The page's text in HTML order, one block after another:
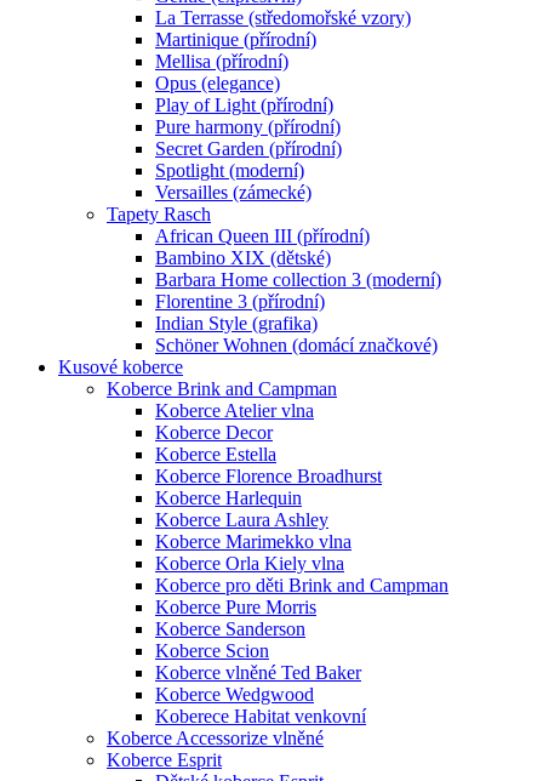
La Terrasse (středomořské vzory)
Martinique (přírodní)
Mellisa (přírodní)
Opus (elegance)
Play of Light (přírodní)
Pure harmony (přírodní)
Secret Garden (přírodní)
Spotlight (moderní)
Versailles (zámecké)
Tapety Rasch
African Queen III (přírodní)
Bambino XIX (dětské)
Barbara Home collection 3 (moderní)
Florentine 3 (přírodní)
Indian Style (grafika)
Schöner Wohnen (domácí značkové)
Kusové koberce
Koberce Brink and Campman
Koberce Atelier vlna
Koberce Decor
Koberce Estella
Koberce Florence Broadhurst
Koberce Harlequin
Koberce Laura Ashley
Koberce Marimekko vlna
Koberce Orla Kiely vlna
Koberce pro děti Brink and Campman
Koberce Pure Morris
Koberce Sanderson
Koberce Scion
Koberce vlněné Ted Baker
Koberce Wedgwood
Koberece Habitat venkovní
Koberce Accessorize vlněné
Koberce Esprit